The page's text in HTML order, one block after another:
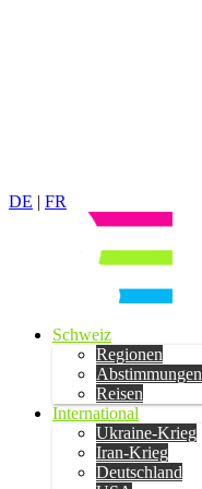
DE | FR
Schweiz
Regionen
Abstimmungen
Reisen
International
Ukraine-Krieg
Iran-Krieg
Deutschland